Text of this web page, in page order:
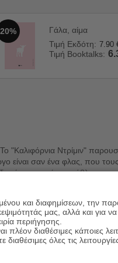
20%
Γάλα, αίμα
Τιμή Εκδότη: 7.90
Τιμή Booktalks:
Ντρίμιν"
είναι σαν ένα φλας, που
έχουν κανένα πρόβλημα
είναι εκεί. Βλέπουμε
που άφησαν πίσω τους".
και διαφημίσεων, την
μας, αλλά και για
περιήγησης.
διαθέσιμες κάποιες
όλες τις